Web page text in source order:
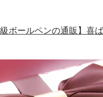
級ボールペンの通販】喜